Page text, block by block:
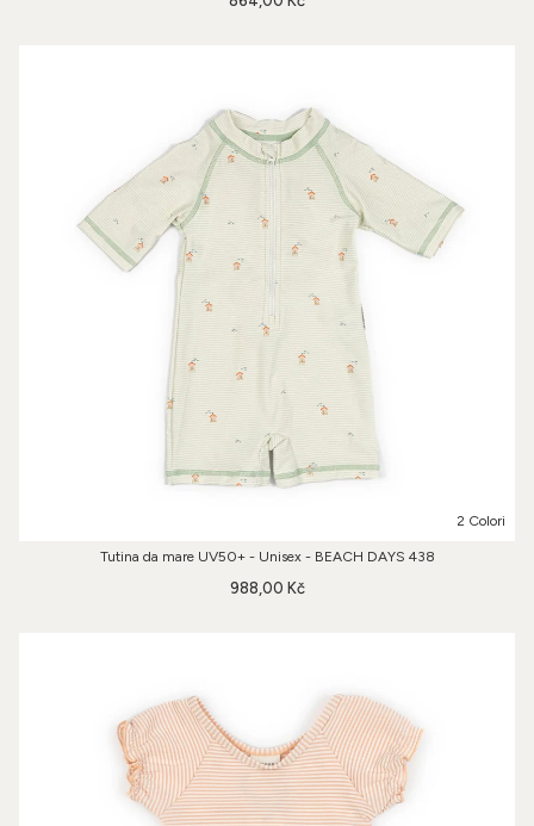
2 Colori
Tutina da mare UV50+ - Unisex - BEACH DAYS 438
988,00 Kč